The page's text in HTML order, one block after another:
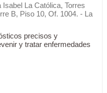
La Católica, Torres
B, Piso 10, Of. 1004. - La
precisos y
y tratar enfermedades